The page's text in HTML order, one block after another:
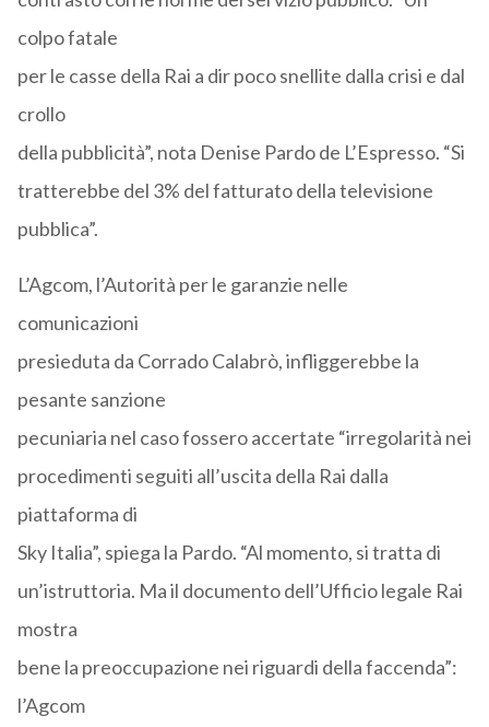
colpo fatale
per le casse della Rai a dir poco snellite dalla crisi e dal
crollo
della pubblicità”, nota Denise Pardo de L’Espresso. “Si
tratterebbe del 3% del fatturato della televisione
pubblica”.
L’Agcom, l’Autorità per le garanzie nelle
comunicazioni
presieduta da Corrado Calabrò, infliggerebbe la
pesante sanzione
pecuniaria nel caso fossero accertate “irregolarità nei
procedimenti seguiti all’uscita della Rai dalla
piattaforma di
Sky Italia”, spiega la Pardo. “Al momento, si tratta di
un’istruttoria. Ma il documento dell’Ufficio legale Rai
mostra
bene la preoccupazione nei riguardi della faccenda”:
l’Agcom